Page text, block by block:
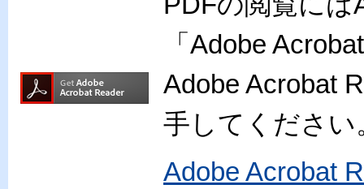
「Adobe
Adobe Acrobat
手してください
Adobe Acrobat